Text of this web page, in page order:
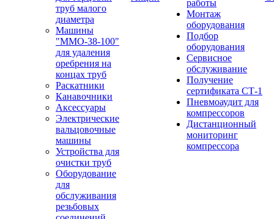
труб малого
диаметра
Машины
"ММО-38-100"
для удаления
оребрения на
концах труб
Раскатники
Канавочники
Аксессуары
Электрические
вальцовочные
машины
Устройства для
очистки труб
Оборудование
для
обслуживания
резьбовых
работы
Монтаж
оборудования
Подбор
оборудования
Сервисное
обслуживание
Получение
сертификата СТ-1
Пневмоаудит для
компрессоров
Дистанционный
мониторинг
компрессора